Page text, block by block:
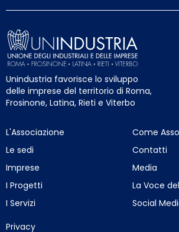
Unindustria favorisce lo sviluppo
delle imprese del territorio di Roma,
Frosinone, Latina, Rieti e Viterbo
L'Associazione
Le sedi
Imprese
I Progetti
I Servizi
Come
Contatti
Media
La Voce
Social
Privacy